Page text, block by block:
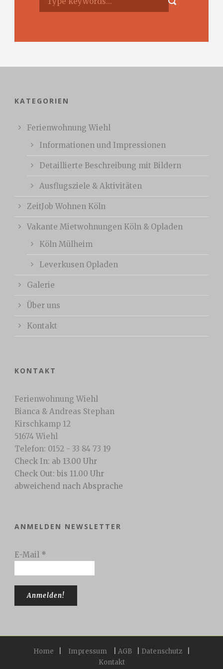
KATEGORIEN
Ferienwohnung Wiehl
Informationen und Impressionen
Detaillierte Beschreibung mit Bildern
Ausflugsziele & Aktivitäten
ZeitJob Wohnen Köln
Vakante Mietwohnungen Köln & Opladen
Köln Mülheim
Leverkusen Opladen
Galerie
Über uns
Kontakt
KONTAKT
Ferienwohnung Wiehl
Bianca & Andreas Stephan
Kirschkamp 12
51674 Wiehl
Telefon: 0152 - 33 84 73 19
Check In: ab 13.00 Uhr
Check Out: bis 11.00 Uhr
abweichend nach Absprache
ANMELDEN NEWSLETTER
E-Mail *
Home Impressum AGB Datenschutz
Kontakt